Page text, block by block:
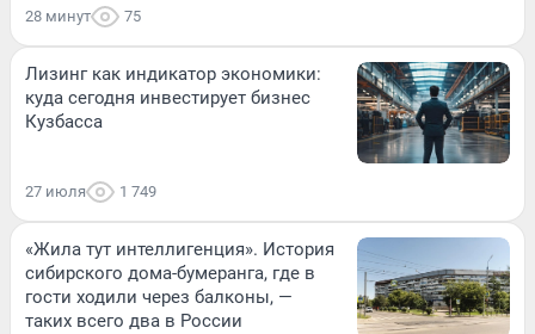
28 минут 75
Лизинг как индикатор экономики:
куда сегодня инвестирует бизнес
Кузбасса
27 июля 1 749
«Жила тут интеллигенция». История
сибирского дома-бумеранга, где в
гости ходили через балконы, —
таких всего два в России